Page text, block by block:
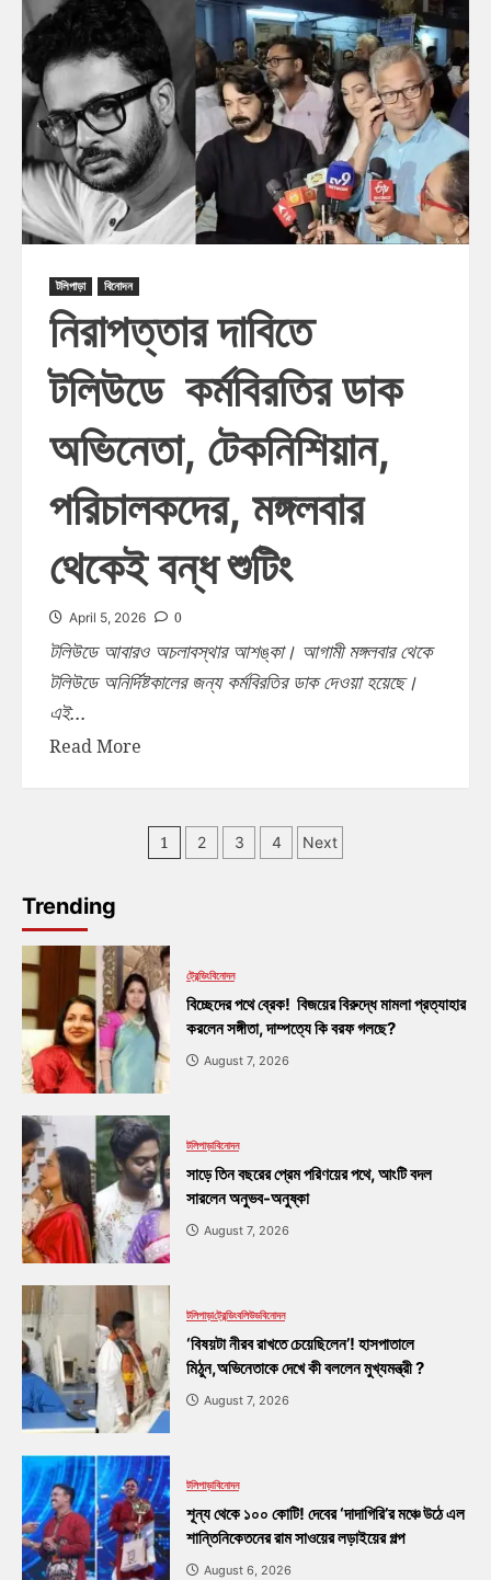
টলিপাড়া বিনোদন
নিরাপত্তার দাবিতে
টলিউডে কর্মবিরতির ডাক
অভিনেতা, টেকনিশিয়ান,
পরিচালকদের, মঙ্গলবার
থেকেই বন্ধ শুটিং
April 5, 2026 0
টলিউডে আবারও অচলাবস্থার আশঙ্কা। আগামী মঙ্গলবার থেকে
টলিউডে অনির্দিষ্টকালের জন্য কর্মবিরতির ডাক দেওয়া হয়েছে।
এই...
Read More
1 2 3 4 Next
Trending
ট্রেন্ডিংবিনোদন
বিচ্ছেদের পথে ব্রেক! বিজয়ের বিরুদ্ধে মামলা প্রত্যাহার
করলেন সঙ্গীতা, দাম্পত্যে কি বরফ গলছে?
August 7, 2026
টলিপাড়াবিনোদন
সাড়ে তিন বছরের প্রেম পরিণয়ের পথে, আংটি বদল
সারলেন অনুভব-অনুষ্কা
August 7, 2026
টলিপাড়াট্রেন্ডিংবলিউডবিনোদন
‘বিষয়টা নীরব রাখতে চেয়েছিলেন’! হাসপাতালে
মিঠুন,অভিনেতাকে দেখে কী বললেন মুখ্যমন্ত্রী ?
August 7, 2026
টলিপাড়াবিনোদন
শূন্য থেকে ১০০ কোটি! দেবের ‘দাদাগিরি’র মঞ্চে উঠে এল
শান্তিনিকেতনের রাম সাওয়ের লড়াইয়ের গল্প
August 6, 2026